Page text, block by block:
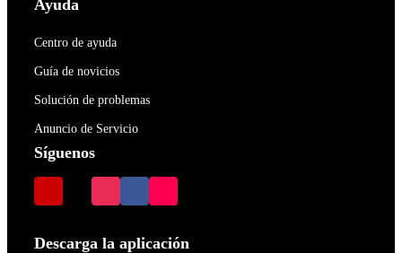
Ayuda
Centro de ayuda
Guía de novicios
Solución de problemas
Anuncio de Servicio
Síguenos
Descarga la aplicación